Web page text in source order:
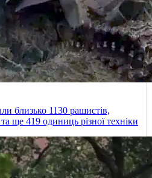
близько 1130 рашистів,
ще 419 одиниць різної техніки